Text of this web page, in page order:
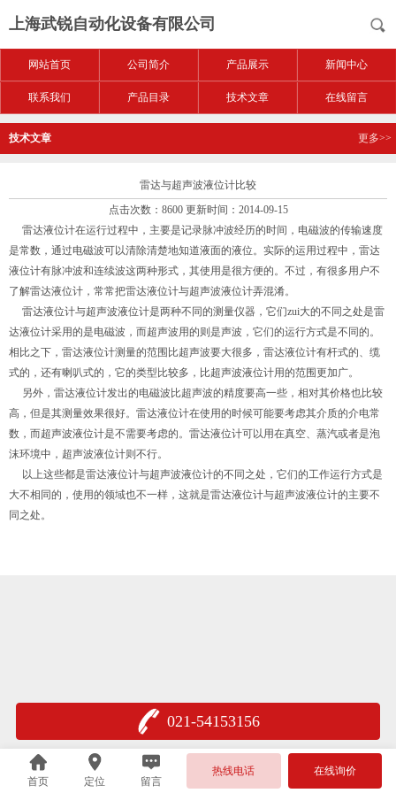
上海武锐自动化设备有限公司
网站首页 公司简介 产品展示 新闻中心
联系我们 产品目录 技术文章 在线留言
技术文章 更多>>
雷达与超声波液位计比较
点击次数：8600 更新时间：2014-09-15
雷达液位计在运行过程中，主要是记录脉冲波经历的时间，电磁波的传输速度
是常数，通过电磁波可以清除清楚地知道液面的液位。实际的运用过程中，雷达
液位计有脉冲波和连续波这两种形式，其使用是很方便的。不过，有很多用户不
了解雷达液位计，常常把雷达液位计与超声波液位计弄混淆。
雷达液位计与超声波液位计是两种不同的测量仪器，它们zui大的不同之处是雷
达液位计采用的是电磁波，而超声波用的则是声波，它们的运行方式是不同的。
相比之下，雷达液位计测量的范围比超声波要大很多，雷达液位计有杆式的、缆
式的，还有喇叭式的，它的类型比较多，比超声波液位计用的范围更加广。
另外，雷达液位计发出的电磁波比超声波的精度要高一些，相对其价格也比较
高，但是其测量效果很好。雷达液位计在使用的时候可能要考虑其介质的介电常
数，而超声波液位计是不需要考虑的。雷达液位计可以用在真空、蒸汽或者是泡
沫环境中，超声波液位计则不行。
以上这些都是雷达液位计与超声波液位计的不同之处，它们的工作运行方式是
大不相同的，使用的领域也不一样，这就是雷达液位计与超声波液位计的主要不
同之处。
021-54153156
首页 定位 留言
热线电话 在线询价